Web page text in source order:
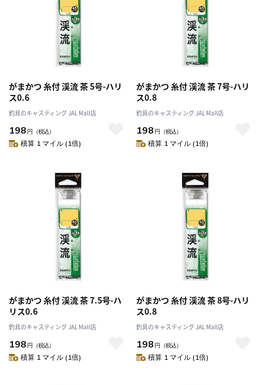
がまかつ 糸付 渓流 茶 5号-ハリ
ス0.6
釣具のキャスティング JAL Mall店
198 円 （税込）
積算 1 マイル (1倍)
がまかつ 糸付 渓流 茶 7号-ハリ
ス0.8
釣具のキャスティング JAL Mall店
198 円 （税込）
積算 1 マイル (1倍)
がまかつ 糸付 渓流 茶 7.5号-ハ
リス0.6
釣具のキャスティング JAL Mall店
198 円 （税込）
積算 1 マイル (1倍)
がまかつ 糸付 渓流 茶 8号-ハリ
ス0.8
釣具のキャスティング JAL Mall店
198 円 （税込）
積算 1 マイル (1倍)